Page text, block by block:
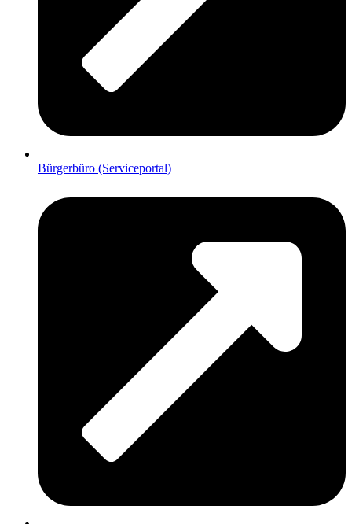
Bürgerbüro (Serviceportal)